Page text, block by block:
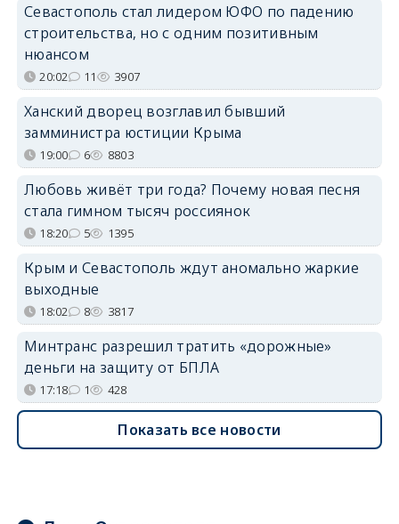
Севастополь стал лидером ЮФО по падению
строительства, но с одним позитивным
нюансом
20:02 11 3907
Ханский дворец возглавил бывший
замминистра юстиции Крыма
19:00 6 8803
Любовь живёт три года? Почему новая песня
стала гимном тысяч россиянок
18:20 5 1395
Крым и Севастополь ждут аномально жаркие
выходные
18:02 8 3817
Минтранс разрешил тратить «дорожные»
деньги на защиту от БПЛА
17:18 1 428
Показать все новости